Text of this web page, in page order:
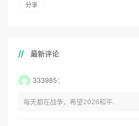
分享
最新评论
333985：
每天都在战争，希望2026和平.